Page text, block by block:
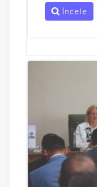
İncele